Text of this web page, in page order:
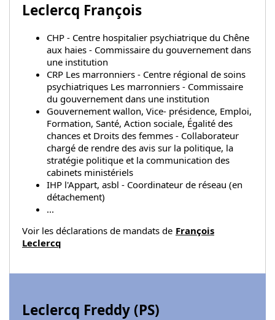
Leclercq François
CHP - Centre hospitalier psychiatrique du Chêne
aux haies - Commissaire du gouvernement dans
une institution
CRP Les marronniers - Centre régional de soins
psychiatriques Les marronniers - Commissaire
du gouvernement dans une institution
Gouvernement wallon, Vice- présidence, Emploi,
Formation, Santé, Action sociale, Égalité des
chances et Droits des femmes - Collaborateur
chargé de rendre des avis sur la politique, la
stratégie politique et la communication des
cabinets ministériels
IHP l'Appart, asbl - Coordinateur de réseau (en
détachement)
...
Voir les déclarations de mandats de François
Leclercq
Leclercq Freddy (PS)